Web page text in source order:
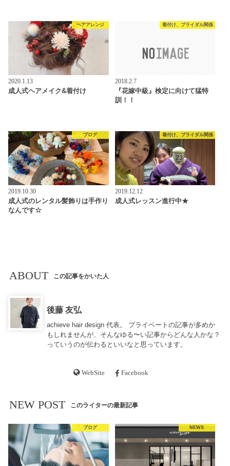
ヘアアレンジ
2020.1.13
成人式ヘアメイク&着付け
着付け、ブライダル関係
2018.2.7
『花嫁中級』検定に向けて猛特
訓！！
ブログ
2019.10.30
成人式のレンタル髪飾りは手作り
なんです☆
着付け、ブライダル関係
2019.12.12
成人式レッスン進行中★
ABOUT この記事をかいた人
後藤 友弘
achieve hair design 代表。 プライベートの記事が多めか
もしれませんが、そんなゆる〜い記事からどんな人かな？
っていうのが伝わるといいなと思っています。
WebSite Facebook
NEW POST このライターの最新記事
ブログ NEWS